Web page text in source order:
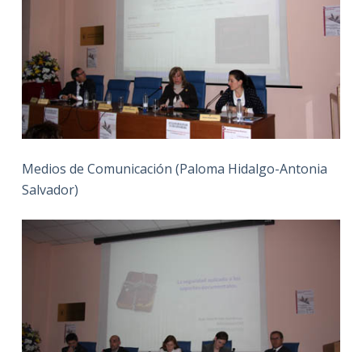
Medios de Comunicación (Paloma Hidalgo-Antonia
Salvador)